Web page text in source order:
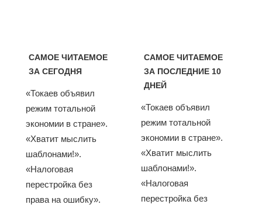
САМОЕ ЧИТАЕМОЕ
ЗА СЕГОДНЯ
«Токаев объявил
режим тотальной
экономии в стране».
«Хватит мыслить
шаблонами!».
«Налоговая
перестройка без
права на ошибку».
САМОЕ ЧИТАЕМОЕ
ЗА ПОСЛЕДНИЕ 10
ДНЕЙ
«Токаев объявил
режим тотальной
экономии в стране».
«Хватит мыслить
шаблонами!».
«Налоговая
перестройка без